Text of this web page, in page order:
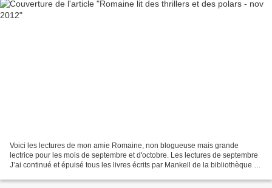
Voici les lectures de mon amie Romaine, non blogueuse mais grande
lectrice pour les mois de septembre et d'octobre. Les lectures de septembre
J’ai continué et épuisé tous les livres écrits par Mankell de la bibliothèque :